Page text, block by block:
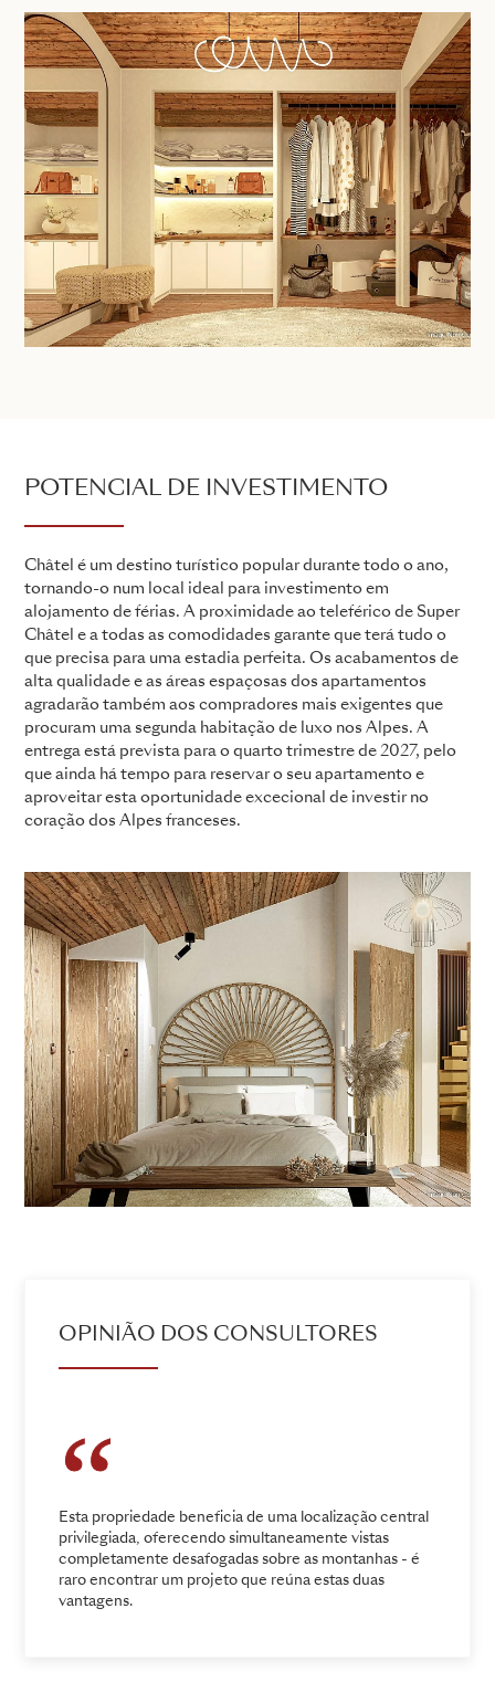
POTENCIAL DE INVESTIMENTO
Châtel é um destino turístico popular durante todo o ano,
tornando-o num local ideal para investimento em
alojamento de férias. A proximidade ao teleférico de Super
Châtel e a todas as comodidades garante que terá tudo o
que precisa para uma estadia perfeita. Os acabamentos de
alta qualidade e as áreas espaçosas dos apartamentos
agradarão também aos compradores mais exigentes que
procuram uma segunda habitação de luxo nos Alpes. A
entrega está prevista para o quarto trimestre de 2027, pelo
que ainda há tempo para reservar o seu apartamento e
aproveitar esta oportunidade excecional de investir no
coração dos Alpes franceses.
OPINIÃO DOS CONSULTORES
Esta propriedade beneficia de uma localização central
privilegiada, oferecendo simultaneamente vistas
completamente desafogadas sobre as montanhas - é
raro encontrar um projeto que reúna estas duas
vantagens.